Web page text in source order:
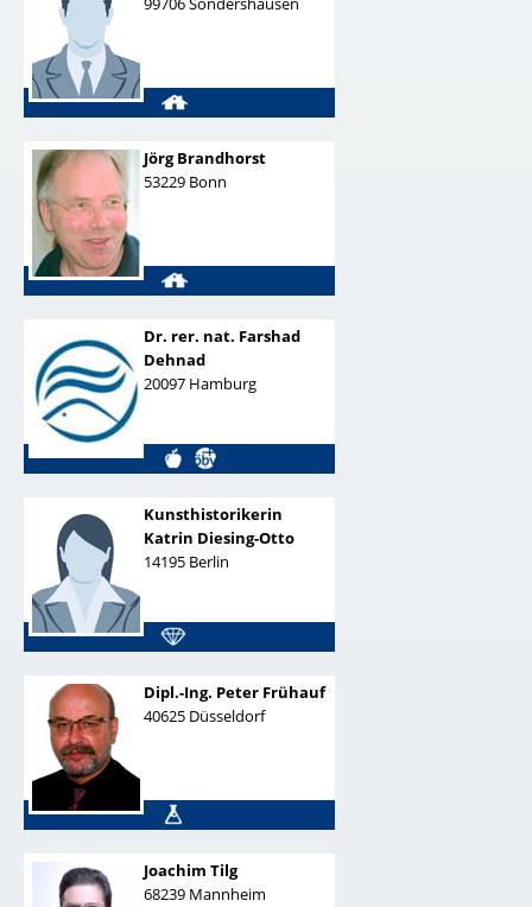
Jörg Brandhorst
53229 Bonn
Dr. rer. nat. Farshad
Dehnad
20097 Hamburg
Kunsthistorikerin
Katrin Diesing-Otto
14195 Berlin
Dipl.-Ing. Peter Frühauf
40625 Düsseldorf
Joachim Tilg
68239 Mannheim